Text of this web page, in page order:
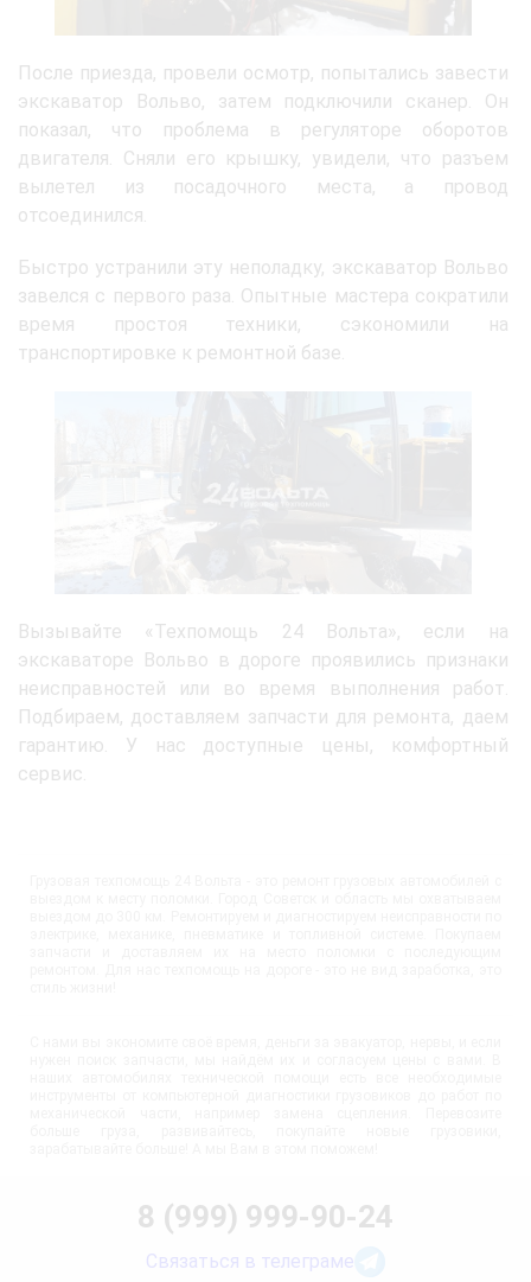
После приезда, провели осмотр, попытались завести
экскаватор Вольво, затем подключили сканер. Он
показал, что проблема в регуляторе оборотов
двигателя. Сняли его крышку, увидели, что разъем
вылетел из посадочного места, а провод
отсоединился.
Быстро устранили эту неполадку, экскаватор Вольво
завелся с первого раза. Опытные мастера сократили
время простоя техники, сэкономили на
транспортировке к ремонтной базе.
Вызывайте «Техпомощь 24 Вольта», если на
экскаваторе Вольво в дороге проявились признаки
неисправностей или во время выполнения работ.
Подбираем, доставляем запчасти для ремонта, даем
гарантию. У нас доступные цены, комфортный
сервис.
8 (999) 999-90-24
Связаться в телеграме